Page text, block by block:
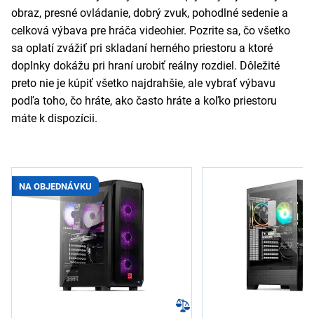
obraz, presné ovládanie, dobrý zvuk, pohodlné sedenie a
celková výbava pre hráča videohier. Pozrite sa, čo všetko
sa oplatí zvážiť pri skladaní herného priestoru a ktoré
doplnky dokážu pri hraní urobiť reálny rozdiel. Dôležité
preto nie je kúpiť všetko najdrahšie, ale vybrať výbavu
podľa toho, čo hráte, ako často hráte a koľko priestoru
máte k dispozícii.
NA OBJEDNÁVKU